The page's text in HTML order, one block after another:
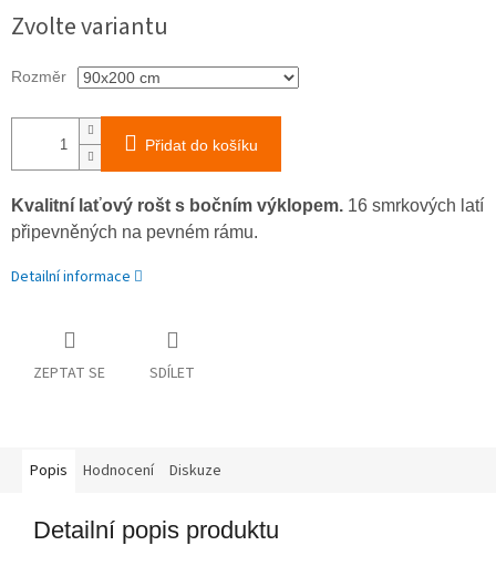
cena:
Zvolte variantu
Rozměr
Přidat do košíku
Kvalitní laťový rošt s bočním výklopem. 16 smrkových latí
připevněných na pevném rámu.
Detailní informace
ZEPTAT SE SDÍLET
Popis Hodnocení Diskuze
Detailní popis produktu